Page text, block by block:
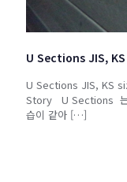
U Sections JIS,
U Sections JIS, KS
Story U Sections 는
습이 같아 […]